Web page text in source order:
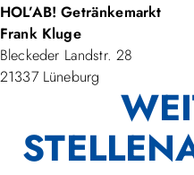
HOL’AB! Getränkemarkt
Frank Kluge
Bleckeder Landstr. 28
21337 Lüneburg